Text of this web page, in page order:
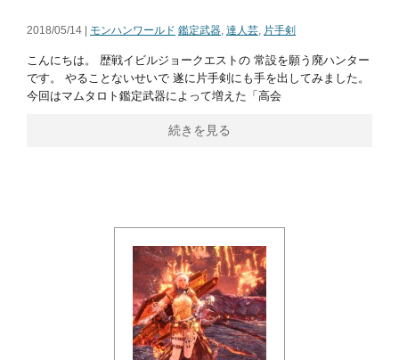
2018/05/14 | モンハンワールド 鑑定武器, 達人芸, 片手剣
こんにちは。 歴戦イビルジョークエストの 常設を願う廃ハンター
です。 やることないせいで 遂に片手剣にも手を出してみました。
今回はマムタロト鑑定武器によって増えた「高会
続きを見る